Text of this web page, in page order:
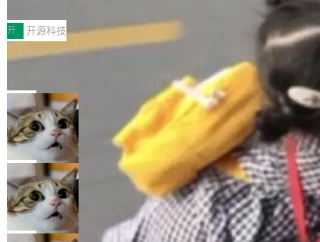
常维护操作，并完整支持 Iceberg V3 格式。
村国家自主创新示范区会议中心开幕。本届大会
由中关村智联软件服务业质量创新联盟主办，以
“智构可信·质创未来——AI原生时代的质量新范
式”为主题，直面AI从实验室走向规模化产业落地
的核心质量命题。会上，《2026智能研发生产力
工具选型手册》发布，Testin云测的Testin XAge
nt智能测试系统入选AI测试领域代表产品。对CI
O而言，这提示了一个转变：AI测试正在从效率
工具升级为企业的质量基础设施。 CIO面对的新
现实 过去两年，CIO们的焦虑清单上多了两项：
一是如何让大模型和智能体应用安全地从PoC走
向生产，二是如何让测试团队跟得上AI应用...
开 开源科技
让非法状态不可表示：一篇关于 ADT
有一种东西，一旦用过就回不去了。Alex Fedos
eev 管它叫"软件设计的基石"。 他说的东西不新
鲜——代数数据类型（ADT），尤其是和类型
（sum type）。但他说清楚了一件事：这不是类
型系统的学术体操，是日常编码的思维方式。 文
章从一个简单的例子切入。一个网站的深色主题
设置，如果用布尔值 + 可空字段来表示——bool
ean 表示是否可切换，nullable 的默认模式、浅
色方案、深色方案——会产生大量无意义的组
合。方案缺了、配置冲突了、全 null 了。要知道
局
Cloudflare 开源内部企业 AI 平台 Clou
dflare OS
Cloudflare 发布了一个开源项目 Cloudflare O
S。如果你只看官方博客，你会觉得这是又一
个"AI 知识库 + 聊天机器人"——每个大厂都在
做，没什么新鲜的。 但 Kenton Varda 在 Twitte
r 上把事情说清楚了： 今天我们发布了 Cloudfla
re OS，一个带连接器的聊天机器人，跟其他所
局
Deno 团队开源 Celld，可自托管的分
布式 Durable Objects
Ryan Dahl 领导的 Deno 团队推出了最新开源项
目 Celld，一个能在自己机器上运行 Cloudflare